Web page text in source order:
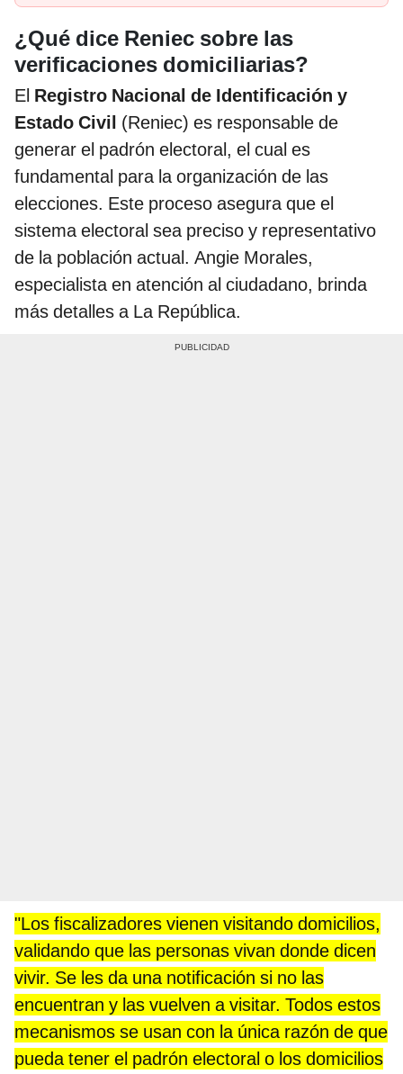
¿Qué dice Reniec sobre las
verificaciones domiciliarias?
El Registro Nacional de Identificación y
Estado Civil (Reniec) es responsable de
generar el padrón electoral, el cual es
fundamental para la organización de las
elecciones. Este proceso asegura que el
sistema electoral sea preciso y representativo
de la población actual. Angie Morales,
especialista en atención al ciudadano, brinda
más detalles a La República.
"Los fiscalizadores vienen visitando domicilios,
validando que las personas vivan donde dicen
vivir. Se les da una notificación si no las
encuentran y las vuelven a visitar. Todos estos
mecanismos se usan con la única razón de que
pueda tener el padrón electoral o los domicilios